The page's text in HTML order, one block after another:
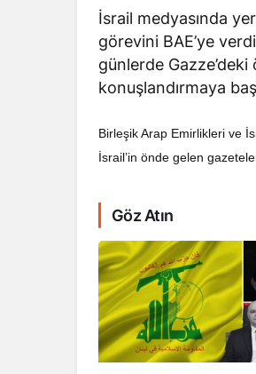
İsrail medyasında
görevini BAE’ye
günlerde
konuşlandırmaya
Birleşik Arap Emirlikleri ve
İsrail’in önde gelen
Göz Atın